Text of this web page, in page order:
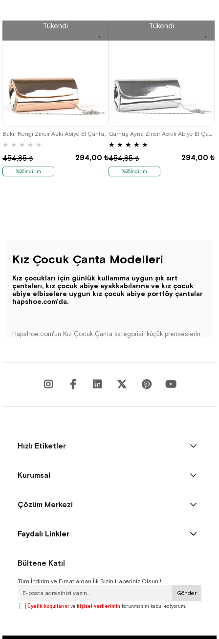
Tükendi
Bakır Rengi Zincir Askı Abiye El Çantası
★ ★ ★ ★ ★
294,00 ₺
454,85 ₺
%35İndirim
Tükendi
Gümüş Ayna Zincir Askılı Abiye El Çantası
★ ★ ★ ★ ★
294,00 ₺
454,85 ₺
%35İndirim
Kız Çocuk Çanta Modelleri
Kız çocukları için günlük kullanıma uygun şık sırt
çantaları, kız çocuk abiye ayakkabılarına ve kız çocuk
abiye elbiselere uygun kız çocuk abiye portföy çantalar
hapshoe.com'da.
Hapshoe.com'un Kız Çocuk Çanta kategorisi, küçük prenseslerin
sunmaktadır. Koleksiyonumuz, özenle seçilmiş markaların kaliteli
kullanışlılığı bir araya getirerek, küçük prenseslerin çanta
Hapshoe.com'da çocuğunuzun tarzını tamamlayacak ve kişisel
stillerini yansıtacak çantaları keşfedin.
Hızlı Etiketler
Kurumsal
Çözüm Merkezi
Faydalı Linkler
Bültene Katıl
Tüm İndirim ve Fırsatlardan İlk Sizin Haberiniz Olsun !
Gönder
Üyelik koşullarını ve kişisel verilerimin korunmasını kabul ediyorum.